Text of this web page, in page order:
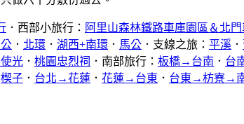
．西部小旅行： 阿里山森林鐵路車庫園區＆北
． 北環 ． 湖西+南環 ． 馬公 ．支線之旅： 平溪 ．
光 ． 桃園忠烈祠 ．南部旅行： 板橋→台南 ． 台
楔子 ． 台北→花蓮 ． 花蓮→台東 ． 台東→枋寮→